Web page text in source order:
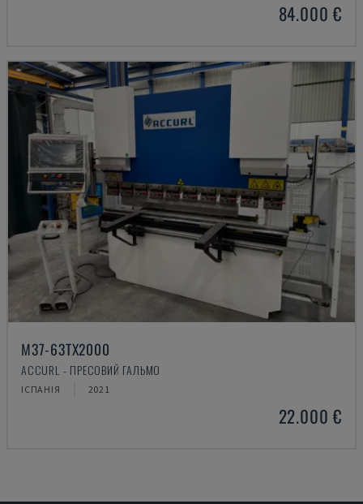
84.000 €
M37-63TX2000
ACCURL - ПРЕСОВИЙ ГАЛЬМО
ІСПАНІЯ 2021
22.000 €